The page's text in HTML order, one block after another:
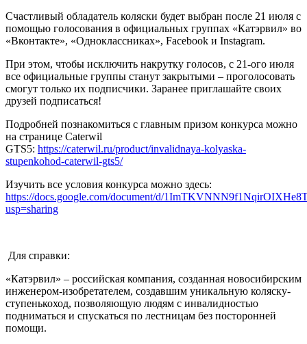
Счастливый обладатель коляски будет выбран после 21 июля с
помощью голосования в официальных группах «Катэрвил» во
«Вконтакте», «Одноклассниках», Facebook и Instagram.
При этом, чтобы исключить накрутку голосов, с 21-ого июля
все официальные группы станут закрытыми – проголосовать
смогут только их подписчики. Заранее приглашайте своих
друзей подписаться!
Подробней познакомиться с главным призом конкурса можно
на странице Caterwil
GTS5: https://caterwil.ru/product/invalidnaya-kolyaska-
stupenkohod-caterwil-gts5/
Изучить все условия конкурса можно здесь:
https://docs.google.com/document/d/
usp=sharing
Для справки:
«Катэрвил» – российская компания, созданная новосибирским
инженером-изобретателем, создавшим уникальную коляску-
ступенькоход, позволяющую людям с инвалидностью
подниматься и спускаться по лестницам без посторонней
помощи.